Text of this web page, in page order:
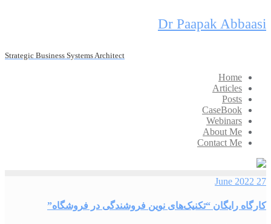
Skip
to
Dr Paapak Abbaasi
Strategic Business Systems Architect
Home
Articles
Posts
CaseBook
Webinars
About Me
Contact Me
27 June 2022
کارگاه رایگان “تکنیک‌های نوین فروشندگی در فروشگاه”